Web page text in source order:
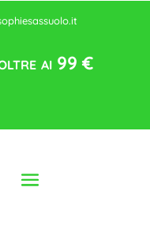
ai 99 €